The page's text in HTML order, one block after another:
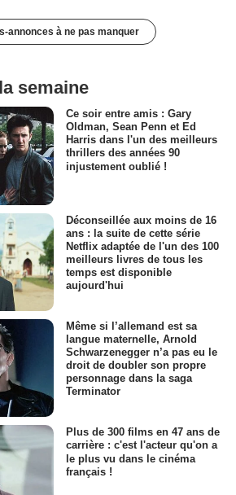
annonces à ne pas manquer
semaine
Ce soir entre amis : Gary
Oldman, Sean Penn et Ed
Harris dans l'un des meilleurs
thrillers des années 90
injustement oublié !
Déconseillée aux moins de 16
ans : la suite de cette série
Netflix adaptée de l'un des 100
meilleurs livres de tous les
temps est disponible
aujourd'hui
Même si l’allemand est sa
langue maternelle, Arnold
Schwarzenegger n’a pas eu le
droit de doubler son propre
personnage dans la saga
Terminator
Plus de 300 films en 47 ans de
carrière : c'est l'acteur qu'on a
le plus vu dans le cinéma
français !